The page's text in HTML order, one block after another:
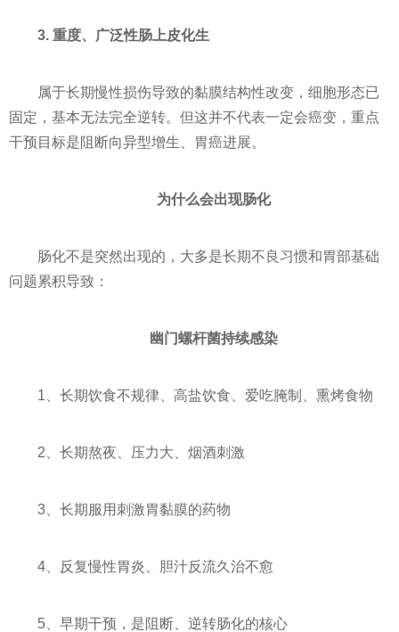
3. 重度、广泛性肠上皮化生
属于长期慢性损伤导致的黏膜结构性改变，细胞形态已
固定，基本无法完全逆转。但这并不代表一定会癌变，重点
干预目标是阻断向异型增生、胃癌进展。
为什么会出现肠化
肠化不是突然出现的，大多是长期不良习惯和胃部基础
问题累积导致：
幽门螺杆菌持续感染
1、长期饮食不规律、高盐饮食、爱吃腌制、熏烤食物
2、长期熬夜、压力大、烟酒刺激
3、长期服用刺激胃黏膜的药物
4、反复慢性胃炎、胆汁反流久治不愈
5、早期干预，是阻断、逆转肠化的核心